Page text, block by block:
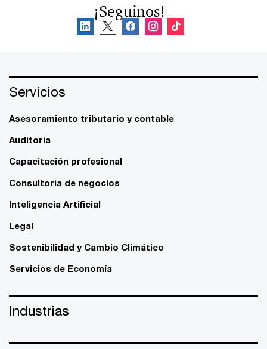
¡Seguinos!
Servicios
Asesoramiento tributario y contable
Auditoría
Capacitación profesional
Consultoría de negocios
Inteligencia Artificial
Legal
Sostenibilidad y Cambio Climático
Servicios de Economía
Industrias